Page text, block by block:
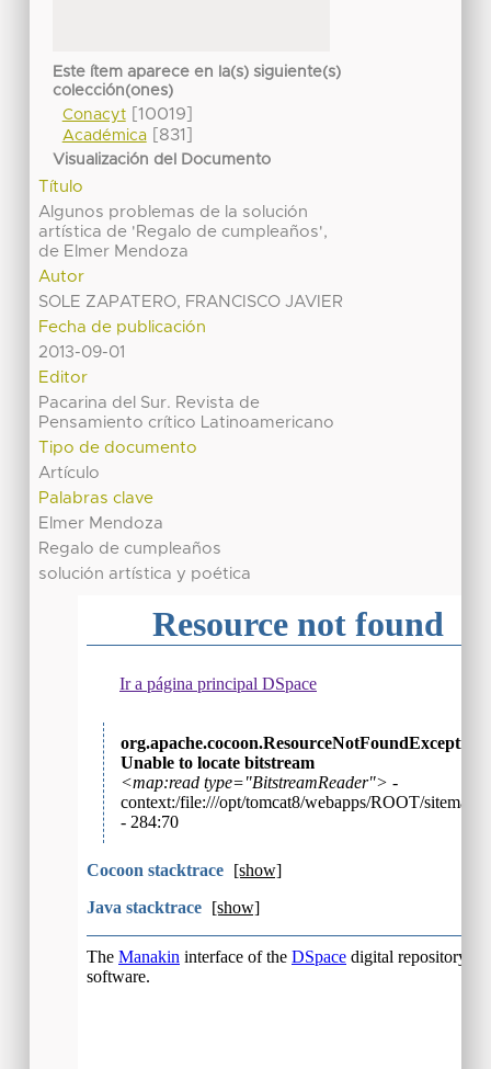
Este ítem aparece en la(s) siguiente(s)
colección(ones)
Conacyt[10019]
Académica[831]
Visualización del Documento
Título
Algunos problemas de la solución
artística de 'Regalo de cumpleaños',
de Elmer Mendoza
Autor
SOLE ZAPATERO, FRANCISCO JAVIER
Fecha de publicación
2013-09-01
Editor
Pacarina del Sur. Revista de
Pensamiento crítico Latinoamericano
Tipo de documento
Artículo
Palabras clave
Elmer Mendoza
Regalo de cumpleaños
solución artística y poética